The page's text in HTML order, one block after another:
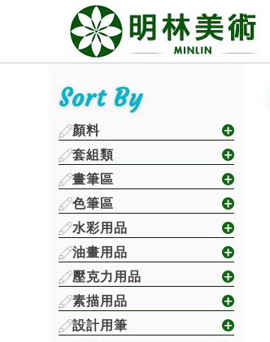
Sort By
顏料
套組類
畫筆區
色筆區
水彩用品
油畫用品
壓克力用品
素描用品
設計用筆